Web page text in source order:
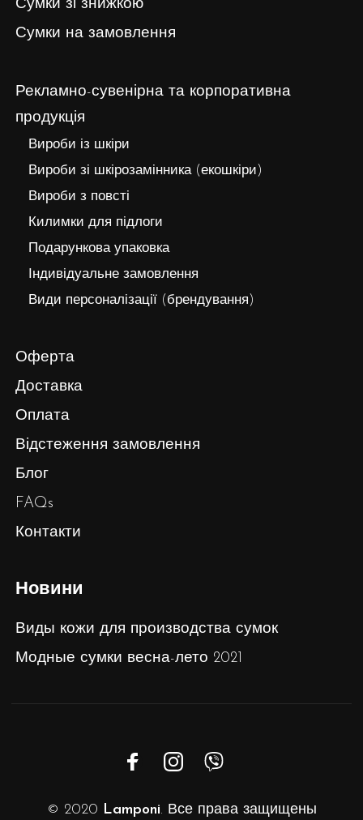
Сумки зі знижкою
Сумки на замовлення
Рекламно-сувенірна та корпоративна
продукція
Вироби із шкіри
Вироби зі шкірозамінника (екошкіри)
Вироби з повсті
Килимки для підлоги
Подарункова упаковка
Індивідуальне замовлення
Види персоналізації (брендування)
Оферта
Доставка
Оплата
Відстеження замовлення
Блог
FAQs
Контакти
Новини
Виды кожи для производства сумок
Модные сумки весна-лето 2021
© 2020 Lamponi. Все права защищены